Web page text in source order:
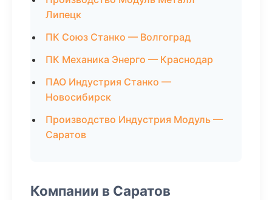
Липецк
ПК Союз Станко — Волгоград
ПК Механика Энерго — Краснодар
ПАО Индустрия Станко —
Новосибирск
Производство Индустрия Модуль —
Саратов
Компании в Саратов